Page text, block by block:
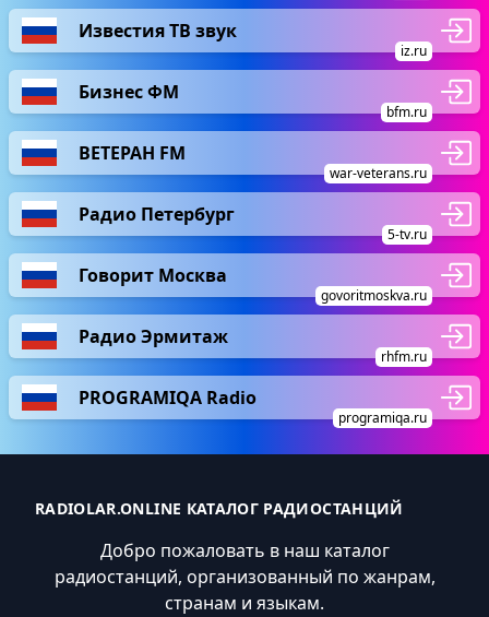
Известия ТВ звук
iz.ru
Бизнес ФМ
bfm.ru
ВЕТЕРАН FM
war-veterans.ru
Радио Петербург
5-tv.ru
Говорит Москва
govoritmoskva.ru
Радио Эрмитаж
rhfm.ru
PROGRAMIQA Radio
programiqa.ru
RADIOLAR.ONLINE КАТАЛОГ РАДИОСТАНЦИЙ
Добро пожаловать в наш каталог
радиостанций, организованный по жанрам,
странам и языкам.